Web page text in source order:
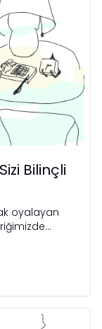
Bilinçli
oyalayan